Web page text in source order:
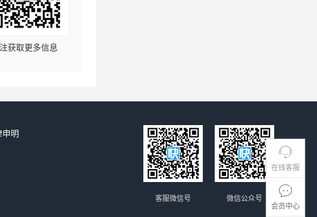
在线客服
会员中心
获取更多信息
申明
微信公众号
客服微信号